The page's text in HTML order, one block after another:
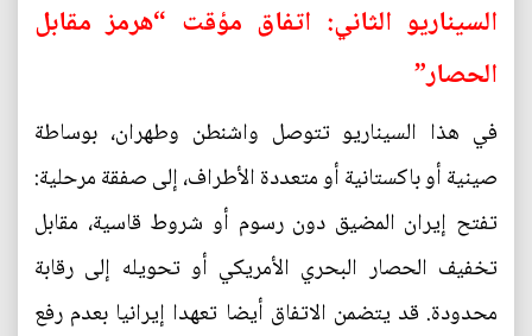
السيناريو الثاني: اتفاق مؤقت “هرمز مقابل
الحصار”
في هذا السيناريو تتوصل واشنطن وطهران، بوساطة
صينية أو باكستانية أو متعددة الأطراف، إلى صفقة مرحلية:
تفتح إيران المضيق دون رسوم أو شروط قاسية، مقابل
تخفيف الحصار البحري الأمريكي أو تحويله إلى رقابة
محدودة. قد يتضمن الاتفاق أيضا تعهدا إيرانيا بعدم رفع